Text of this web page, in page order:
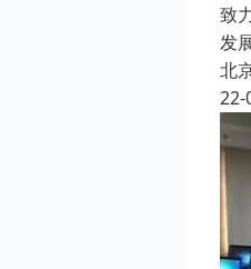
致
发
北
22-